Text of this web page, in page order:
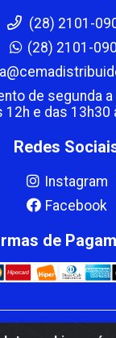
(28) 2101-
(28) 2101-
de segunda
12h e das 13h30
Redes
Instagram
Facebook
de
COMERCIO PEÇAS